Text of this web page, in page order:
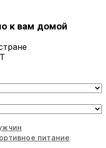
к вам домой
питание